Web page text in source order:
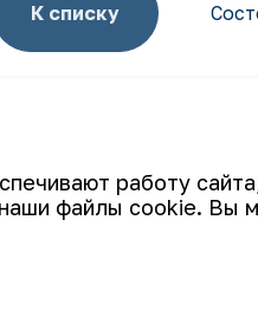
К списку
работу
файлы cookie. Вы